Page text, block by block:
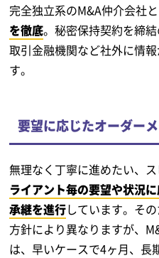
完全独立系のM&A仲介会社
を徹底。秘密保持契約を締
取引金融機関など社外に情
す。
要望に応じたオーダー
無理なく丁寧に進めたい、
ライアント毎の要望や状況
承継を進行しています。そ
方針により異なりますが、
は、早いケースで4ヶ月、長